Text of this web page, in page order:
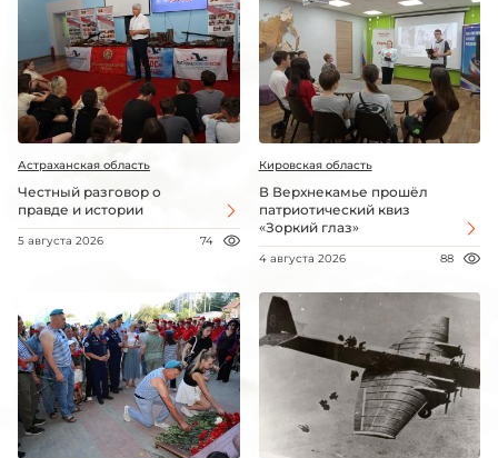
Астраханская область
Честный разговор о
правде и истории
5 августа 2026 74
Кировская область
В Верхнекамье прошёл
патриотический квиз
«Зоркий глаз»
4 августа 2026 88